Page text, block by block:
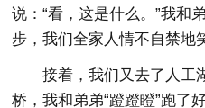
说：“看，这是什么。”我和
步，我们全家人情不自禁地
接着，我们又去了人工
桥，我和弟弟“蹬蹬瞪”跑了